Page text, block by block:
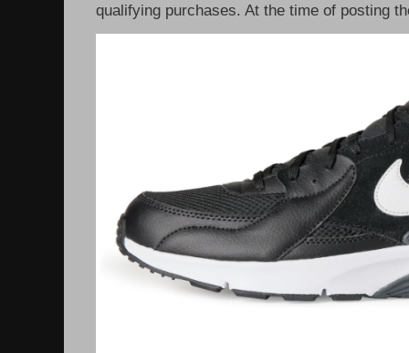
qualifying purchases. At the time of posting